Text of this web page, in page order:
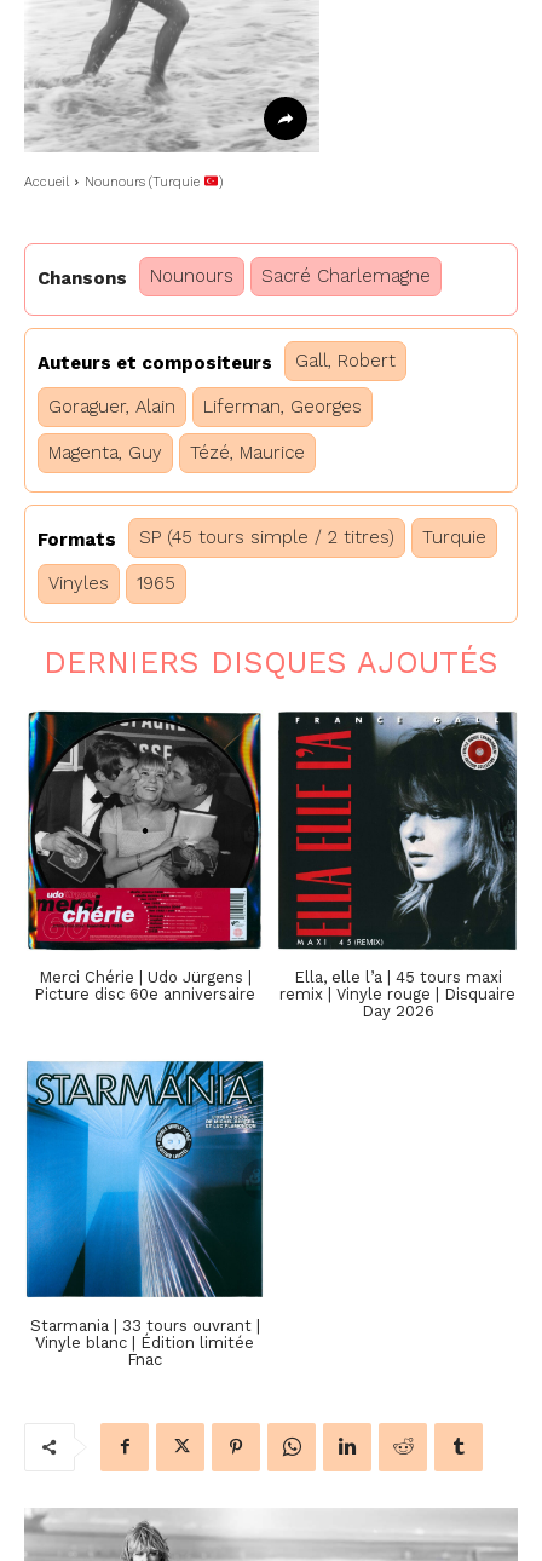
Accueil Nounours (Turquie )
Chansons Nounours Sacré Charlemagne
Auteurs et compositeurs Gall, Robert
Goraguer, Alain Liferman, Georges
Magenta, Guy Tézé, Maurice
Formats SP (45 tours simple / 2 titres) Turquie
Vinyles 1965
DERNIERS DISQUES AJOUTÉS
Merci Chérie | Udo Jürgens |
Picture disc 60e anniversaire
Ella, elle l’a | 45 tours maxi
remix | Vinyle rouge | Disquaire
Day 2026
Starmania | 33 tours ouvrant |
Vinyle blanc | Édition limitée
Fnac